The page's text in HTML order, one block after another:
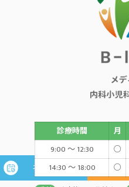
ネット予約
診療時間 月
9:00 ～ 12:30
○
14:30 ～ 18:00
○